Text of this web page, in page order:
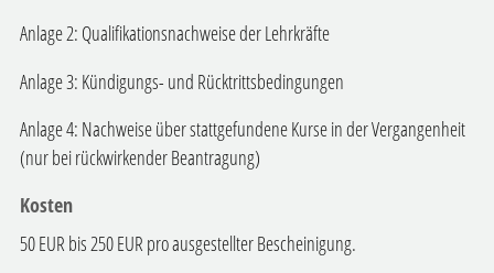
Anlage 2: Qualifikationsnachweise der Lehrkräfte
Anlage 3: Kündigungs- und Rücktrittsbedingungen
Anlage 4: Nachweise über stattgefundene Kurse in der Vergangenheit
(nur bei rückwirkender Beantragung)
Kosten
50 EUR bis 250 EUR pro ausgestellter Bescheinigung.